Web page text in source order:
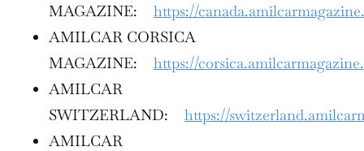
MAGAZINE: https://
AMILCAR CORSICA
MAGAZINE: https://
AMILCAR
SWITZERLAND: https://
AMILCAR